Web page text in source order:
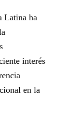
Latina ha
interés
en la